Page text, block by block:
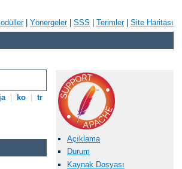
| Yönergeler| SSS Terimler| Site Haritası
ja ko tr
Açıklama
Durum
Kaynak Dosyası